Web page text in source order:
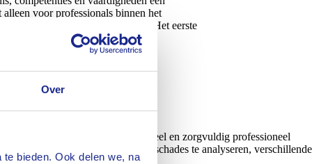
Over
bieden. Ook delen we, na
voor professionals binnen het
de branchespecifieke addenda. Het eerste
een onafhankelijk oordeel en zorgvuldig professioneel
is om bijvoorbeeld complexe schades te analyseren, verschillende
ontwikkeling van het beroep.